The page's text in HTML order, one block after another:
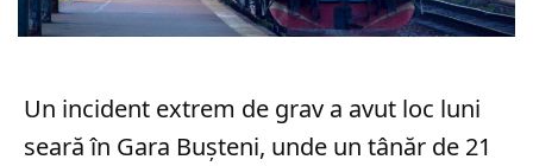
Un incident extrem de grav a avut loc luni
seară în Gara Bușteni, unde un tânăr de 21